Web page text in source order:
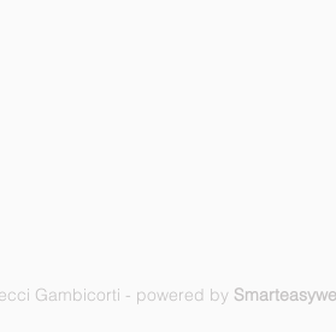
Gambicorti - powered by